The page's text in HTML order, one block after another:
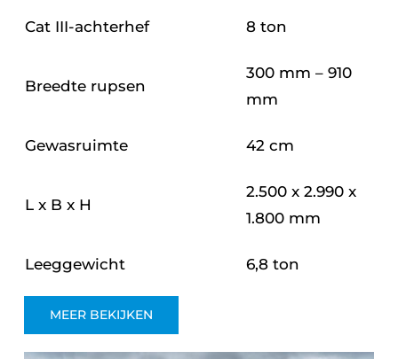
Cat III-achterhef 8 ton
Breedte rupsen
300 mm – 910
mm
Gewasruimte 42 cm
L x B x H
2.500 x 2.990 x
1.800 mm
Leeggewicht 6,8 ton
MEER BEKIJKEN